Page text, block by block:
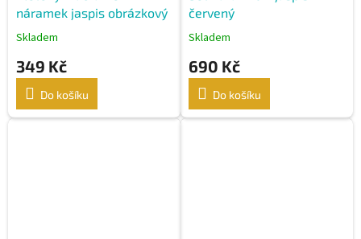
náramek jaspis obrázkový
Skladem
349 Kč
Do košíku
červený
Skladem
690 Kč
Do košíku